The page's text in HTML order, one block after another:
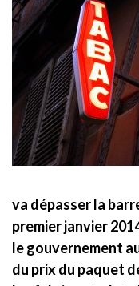
va dépasser la
premier janvier
le gouvernement
du prix du paquet